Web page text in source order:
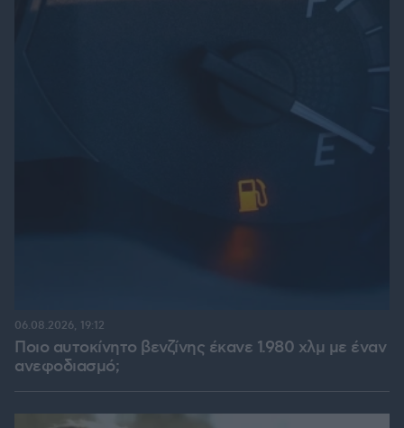
Ποιο αυτοκίνητο βενζίνης έκανε 1.980 χλμ με έναν
ανεφοδιασμό;
06.08.2026, 19:12